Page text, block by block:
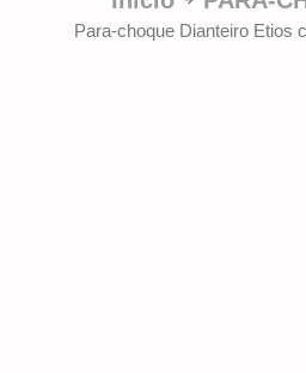
Para-choque Dianteiro Etios